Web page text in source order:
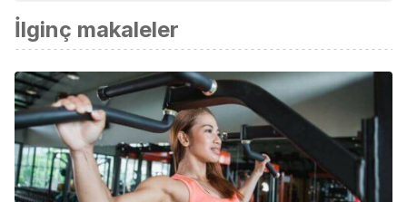
Ley 10/1990, de 15 de octubre, del Deporte. Extraído de:
consolidado.pdf
İlginç makaleler